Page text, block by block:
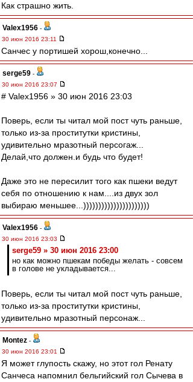
Как страшно жить.
Valex1956 -
30 июн 2016 23:11
Санчес у портишей хорош,конечно...
serge59 -
30 июн 2016 23:07
# Valex1956 » 30 июн 2016 23:03
Поверь, если ты читал мой пост чуть раньше,
только из-за проститутки кристины,
удивительно мразотный персогаж...
Делай,что должен.и будь что будет!
Даже это не пересилит того как пшеки ведут
себя по отношению к нам....из двух зол
выбираю меньшее...))))))))))))))))))))))
Valex1956 -
30 июн 2016 23:03
serge59 » 30 июн 2016 23:00
но как можно пшекам победы желать - совсем
в голове не укладывается...
Поверь, если ты читал мой пост чуть раньше,
только из-за проститутки кристины,
удивительно мразотный персонаж...
Montez -
30 июн 2016 23:01
Я может глупость скажу, но этот гол Ренату
Санчеса напомнил бельгийский гол Сычева в